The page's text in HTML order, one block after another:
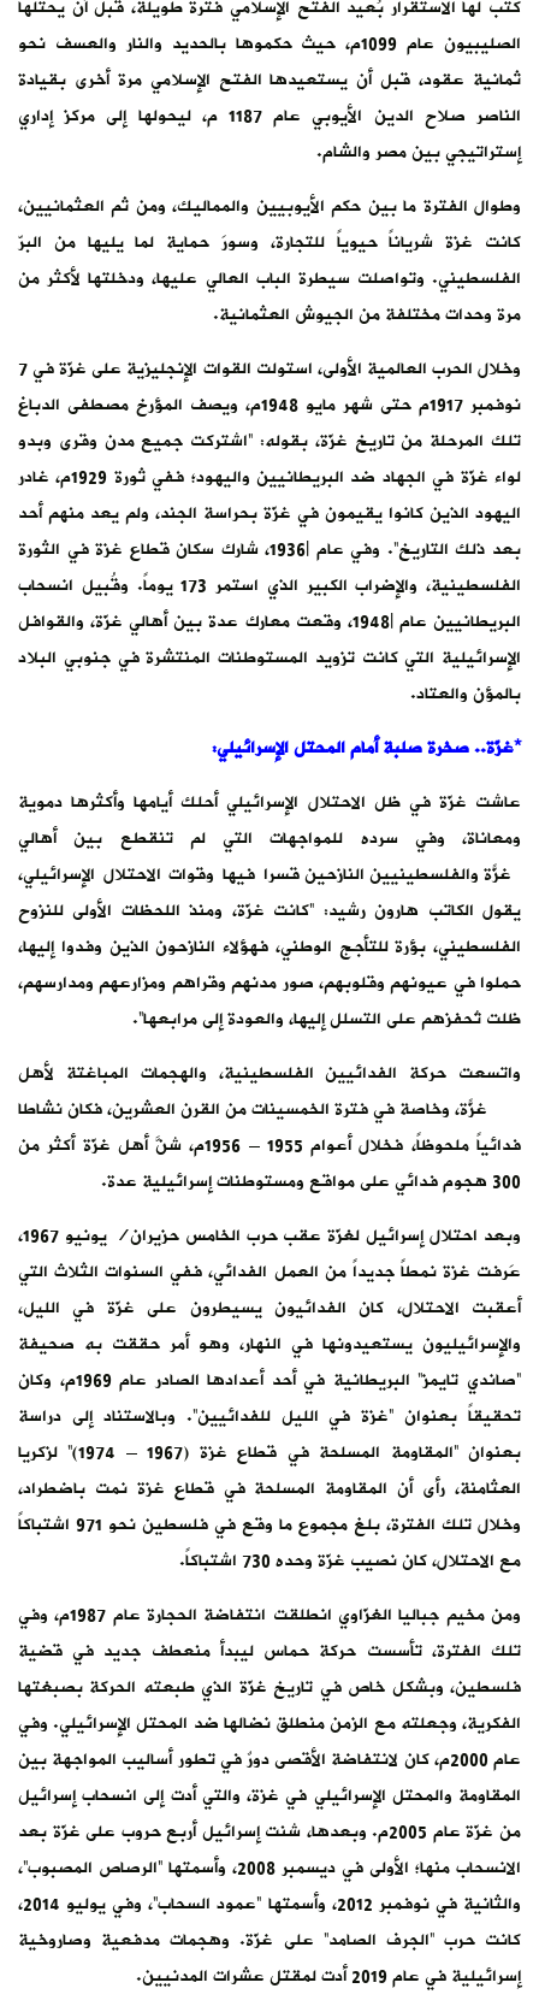
كتب لها الاستقرار بُعيد الفتح الإسلامي فترة طويلة، قبل أن يحتلها
الصليبيون عام 1099م، حيث حكموها بالحديد والنار والعسف نحو
ثمانية عقود، قبل أن يستعيدها الفتح الإسلامي مرة أخرى بقيادة
الناصر صلاح الدين الأيوبي عام 1187 م، ليحولها إلى مركز إداري
إستراتيجي بين مصر والشام.
وطوال الفترة ما بين حكم الأيوبيين والمماليك، ومن ثم العثمانيين،
كانت غزة شرياناً حيوياً للتجارة، وسورَ حماية لما يليها من البرّ
الفلسطيني. وتواصلت سيطرة الباب العالي عليها، ودخلتها لأكثر من
مرة وحدات مختلفة من الجيوش العثمانية.
وخلال الحرب العالمية الأولى، استولت القوات الإنجليزية على غزّة في 7
نوفمبر 1917م حتى شهر مايو 1948م، ويصف المؤرخ مصطفى الدباغ
تلك المرحلة من تاريخ غزّة، بقوله: “اشتركت جميع مدن وقرى وبدو
لواء غزّة في الجهاد ضد البريطانيين واليهود؛ ففي ثورة 1929م، غادر
اليهود الذين كانوا يقيمون في غزّة بحراسة الجند، ولم يعد منهم أحد
بعد ذلك التاريخ”. وفي عام 1936l، شارك سكان قطاع غزة في الثورة
الفلسطينية، والإضراب الكبير الذي استمر 173 يوماً. وقُبيل انسحاب
البريطانيين عام 1948l، وقعت معارك عدة بين أهالي غزّة، والقوافل
الإسرائيلية التي كانت تزويد المستوطنات المنتشرة في جنوبي البلاد
بالمؤن والعتاد.
*غزّة.. صخرة صلبة أمام المحتل الإسرائيلي:
عاشت غزّة في ظل الاحتلال الإسرائيلي أحلك أيامها وأكثرها دموية
ومعاناة، وفي سرده للمواجهات التي لم تنقطع بين أهالي
غزّة والفلسطينيين النازحين قسراً فيها وقوات الاحتلال الإسرائيلي،
يقول الكاتب هارون رشيد: “كانت غزّة، ومنذ اللحظات الأولى للنزوح
الفلسطيني، بؤرة للتأجج الوطني، فهؤلاء النازحون الذين وفدوا إليها،
حملوا في عيونهم وقلوبهم، صور مدنهم وقراهم ومزارعهم ومدارسهم،
ظلت تُحفزهم على التسلل إليها، والعودة إلى مرابعها”.
واتسعت حركة الفدائيين الفلسطينية، والهجمات المباغتة لأهل
غزّة، وخاصة في فترة الخمسينات من القرن العشرين، فكان نشاطاً
فدائياً ملحوظاً، فخلال أعوام 1955 – 1956م، شنَّ أهل غزّة أكثر من
300 هجوم فدائي على مواقع ومستوطنات إسرائيلية عدة.
وبعد احتلال إسرائيل لغزّة عقب حرب الخامس حزيران/ يونيو 1967،
عَرفت غزة نمطاً جديداً من العمل الفدائي، ففي السنوات الثلاث التي
أعقبت الاحتلال، كان الفدائيون يسيطرون على غزّة في الليل،
والإسرائيليون يستعيدونها في النهار، وهو أمر حققت به صحيفة
“صاندي تايمز” البريطانية في أحد أعدادها الصادر عام 1969م، وكان
تحقيقاً بعنوان “غزة في الليل للفدائيين”. وبالاستناد إلى دراسة
بعنوان “المقاومة المسلحة في قطاع غزة (1967 – 1974)” لزكريا
العثامنة، رأى أن المقاومة المسلحة في قطاع غزة نمت باضطراد،
وخلال تلك الفترة، بلغ مجموع ما وقع في فلسطين نحو 971 اشتباكاً
مع الاحتلال، كان نصيب غزّة وحده 730 اشتباكاً.
ومن مخيم جباليا الغزّاوي انطلقت انتفاضة الحجارة عام 1987م، وفي
تلك الفترة، تأسست حركة حماس ليبدأ منعطف جديد في قضية
فلسطين، وبشكل خاص في تاريخ غزّة الذي طبعته الحركة بصبغتها
الفكرية، وجعلته مع الزمن منطلق نضالها ضد المحتل الإسرائيلي. وفي
عام 2000م، كان لانتفاضة الأقصى دورٌ في تطور أساليب المواجهة بين
المقاومة والمحتل الإسرائيلي في غزة، والتي أدت إلى انسحاب إسرائيل
من غزّة عام 2005م. وبعدها، شنت إسرائيل أربع حروب على غزّة بعد
الانسحاب منها؛ الأولى في ديسمبر 2008، وأسمتها “الرصاص المصبوب”،
والثانية في نوفمبر 2012، وأسمتها “عمود السحاب”، وفي يوليو 2014،
كانت حرب “الجرف الصامد” على غزّة. وهجمات مدفعية وصاروخية
إسرائيلية في عام 2019 أدت لمقتل عشرات المدنيين.